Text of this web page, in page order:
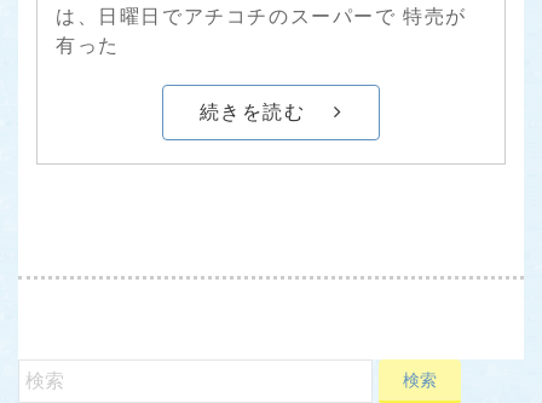
は、日曜日でアチコチのスーパーで 特売が
有った
続きを読む